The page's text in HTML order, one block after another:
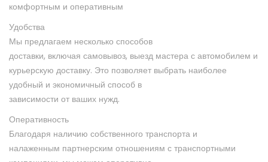
комфортным и оперативным
Удобства
Мы предлагаем несколько способов
доставки, включая самовывоз, выезд мастера с автомобилем и
курьерскую доставку. Это позволяет выбрать наиболее
удобный и экономичный способ в
зависимости от ваших нужд.
Оперативность
Благодаря наличию собственного транспорта и
налаженным партнерским отношениям с транспортными